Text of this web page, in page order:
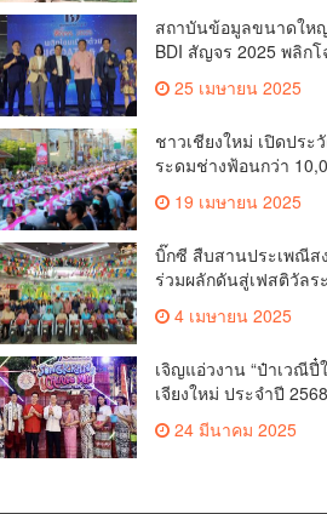
สถาบันข้อมูลขนาดให
BDI สัญจร 2025 พลิกโ
ด้วย Big Data & AI ครั้ง
จ.เชียงใหม่ ผลักดันการ
คุณภาพชีวิตของชาวเ
25 เมษายน 2025
ชาวเชียงใหม่ เปิดประ
ระดมช่างฟ้อนกว่า
ร่วมบันทึกสถิติโลก
World Records สำเร็จ
7,218 คน เฉลิมฉลองใ
รอบ 729 ปีแห่งการสถา
เชียงใหม่
19 เมษายน 2025
บิ๊กซี สืบสานประเพณีส
ร่วมผลักดันสู่เฟสติวัลร
แคมเปญ “สาดสนุกรับส
บิ๊กซี” อัดโปรฉ่ำ ลดสูงสุ
กระตุ้นการเดินทางนักท่
ไทย – ต่างชาติ คาดยอ
ว่า 2,132 ล้านบาท
4 เมษายน 2025
เจิญแอ่วงาน “ป๋าเวณีปี๋
เจียงใหม่ ประจำปี
สงกรานต์เชียงใหม่
24 มีนาคม 2025